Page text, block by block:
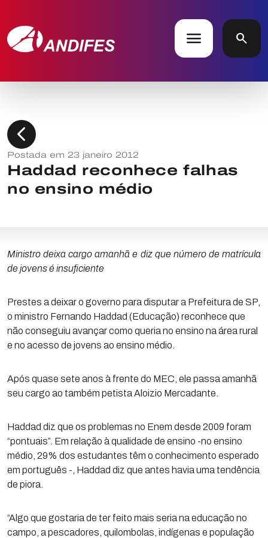
menu search
chevron_left
Postada em 23 janeiro 2012
Haddad reconhece falhas
no ensino médio
Ministro deixa cargo amanhã e diz que número de matrícula
de jovens é insuficiente
Prestes a deixar o governo para disputar a Prefeitura de SP,
o ministro Fernando Haddad (Educação) reconhece que
não conseguiu avançar como queria no ensino na área rural
e no acesso de jovens ao ensino médio.
Após quase sete anos à frente do MEC, ele passa amanhã
seu cargo ao também petista Aloizio Mercadante.
Haddad diz que os problemas no Enem desde 2009 foram
“pontuais”. Em relação à qualidade de ensino -no ensino
médio, 29% dos estudantes têm o conhecimento esperado
em português -, Haddad diz que antes havia uma tendência
de piora.
“Algo que gostaria de ter feito mais seria na educação no
campo, a pescadores, quilombolas, indígenas e população